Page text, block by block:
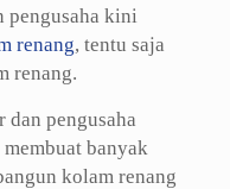
pengusaha kini
renang, tentu saja
renang.
pengusaha
banyak
kolam renang